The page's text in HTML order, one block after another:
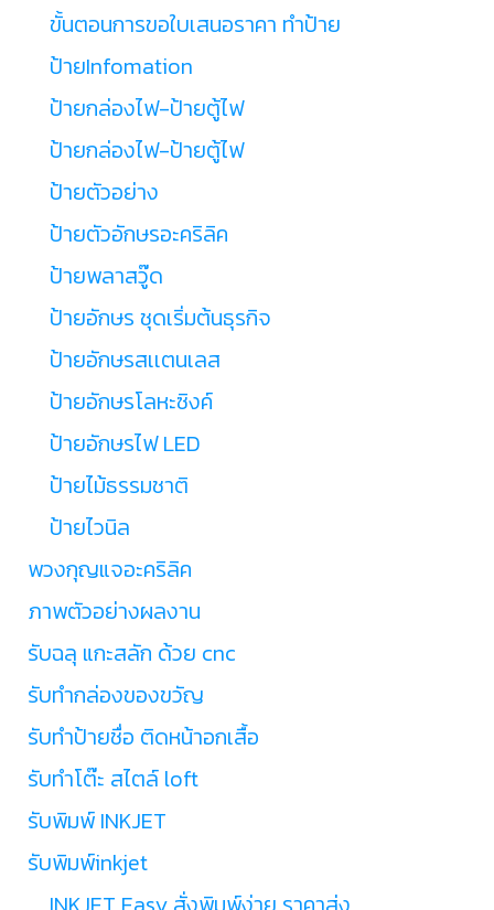
ขั้นตอนการขอใบเสนอราคา ทำป้าย
ป้ายInfomation
ป้ายกล่องไฟ-ป้ายตู้ไฟ
ป้ายกล่องไฟ-ป้ายตู้ไฟ
ป้ายตัวอย่าง
ป้ายตัวอักษรอะคริลิค
ป้ายพลาสวู๊ด
ป้ายอักษร ชุดเริ่มต้นธุรกิจ
ป้ายอักษรสเเตนเลส
ป้ายอักษรโลหะซิงค์
ป้ายอักษรไฟ LED
ป้ายไม้ธรรมชาติ
ป้ายไวนิล
พวงกุญแจอะคริลิค
ภาพตัวอย่างผลงาน
รับฉลุ แกะสลัก ด้วย cnc
รับทำกล่องของขวัญ
รับทำป้ายชื่อ ติดหน้าอกเสื้อ
รับทำโต๊ะ สไตล์ loft
รับพิมพ์ INKJET
รับพิมพ์inkjet